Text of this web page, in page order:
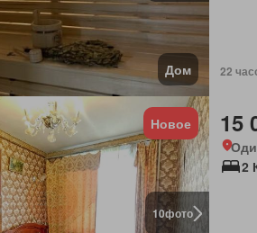
Дом 22
10фото
Новое 15
2